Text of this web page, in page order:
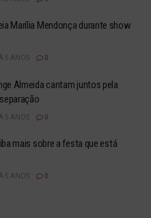
Marília Mendonça durante show
5 ANOS
Almeida cantam juntos pela
5 ANOS
mais sobre a festa que está
5 ANOS